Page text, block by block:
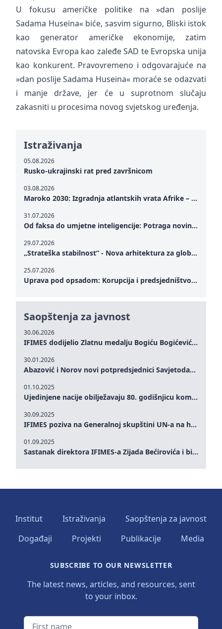
U fokusu američke politike na »dan poslije
Sadama Huseina« biće, sasvim sigurno, Bliski istok
kao generator američke ekonomije, zatim
natovska Evropa kao zaleđe SAD te Evropska unija
kao konkurent. Pravovremeno i odgovarajuće na
»dan poslije Sadama Huseina« moraće se odazvati
i manje države, jer će u suprotnom slučaju
zakasniti u procesima novog svjetskog uređenja.
Saopštenja za javnost
30.06.2026
IFIMES dodijelio Zlatnu medalju Bogiću Bogićeviću za izuzetan doprinos demokratskim vrijednostima i miru
30.01.2026
Abazović i Norov novi potpredsjednici Savjetodavnog odbora IFIMES-a
01.10.2025
Ujedinjene nacije obilježavaju 80. godišnjicu komemoracijom na visokom nivou: Eileen Dong predstavlja IFIMES u oblasti ženskog liderstva, unapređenja mira, pravde, rodne ravnopravnosti i održivog razvoja
30.09.2025
IFIMES poziva na Generalnoj skupštini UN-a na hitna ulaganja u mentalno zdravlje i sisteme njege proširene umjetnom inteligencijom
01.09.2025
Sastanak direktora IFIMES-a Zijada Bećirovića i bivšeg premijera Crne Gore Dritana Abazovića
Istraživanja
05.08.2026
Rusko-ukrajinski rat pred završnicom
03.08.2026
Maroko 2030: Izgradnja atlantskih vrata Afrike – od Tangera u Mediteranu do novog geopolitičkog koridora
31.07.2026
Od faksa do umjetne inteligencije: Potraga novinarstva za istinom u digitalnom dobu
29.07.2026
„Strateška stabilnost“ - Nova arhitektura za globalnu saradnju
25.07.2026
Uprava pod opsadom: Korupcija i predsjedništvo Zelenskog – Kako unutrašnje ranjivosti testiraju političku otpornost Ukrajine u kritičnom trenutku rata
Institut Istraživanja
Saopštenja za javnost
Događaji
Projekti Publikacije Media
SUBSCRIBE TO OUR NEWSLETTER
The latest news, articles, and resources, sent
to your inbox.
First name